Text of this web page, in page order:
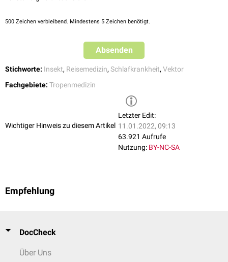
500 Zeichen verbleibend. Mindestens 5 Zeichen benötigt.
Absenden
Stichworte: Insekt, Reisemedizin, Schlafkrankheit, Vektor
Fachgebiete: Tropenmedizin
Wichtiger Hinweis zu diesem Artikel
Letzter Edit:
11.01.2022, 09:13
63.921 Aufrufe
Nutzung: BY-NC-SA
Empfehlung
DocCheck
Über Uns